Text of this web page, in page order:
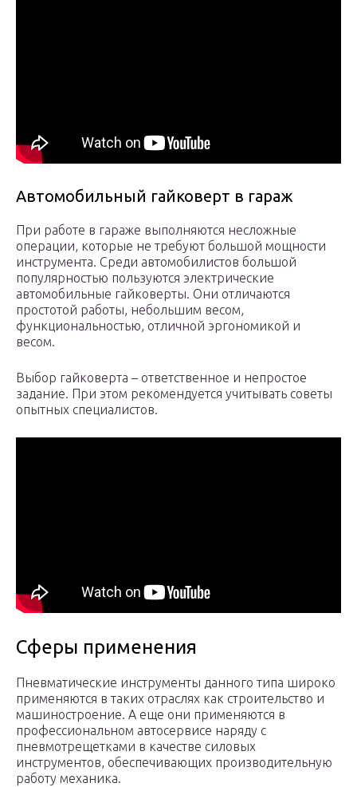
Автомобильный гайковерт в гараж
При работе в гараже выполняются несложные
операции, которые не требуют большой мощности
инструмента. Среди автомобилистов большой
популярностью пользуются электрические
автомобильные гайковерты. Они отличаются
простотой работы, небольшим весом,
функциональностью, отличной эргономикой и
весом.
Выбор гайковерта – ответственное и непростое
задание. При этом рекомендуется учитывать советы
опытных специалистов.
Сферы применения
Пневматические инструменты данного типа широко
применяются в таких отраслях как строительство и
машиностроение. А еще они применяются в
профессиональном автосервисе наряду с
пневмотрещетками в качестве силовых
инструментов, обеспечивающих производительную
работу механика.